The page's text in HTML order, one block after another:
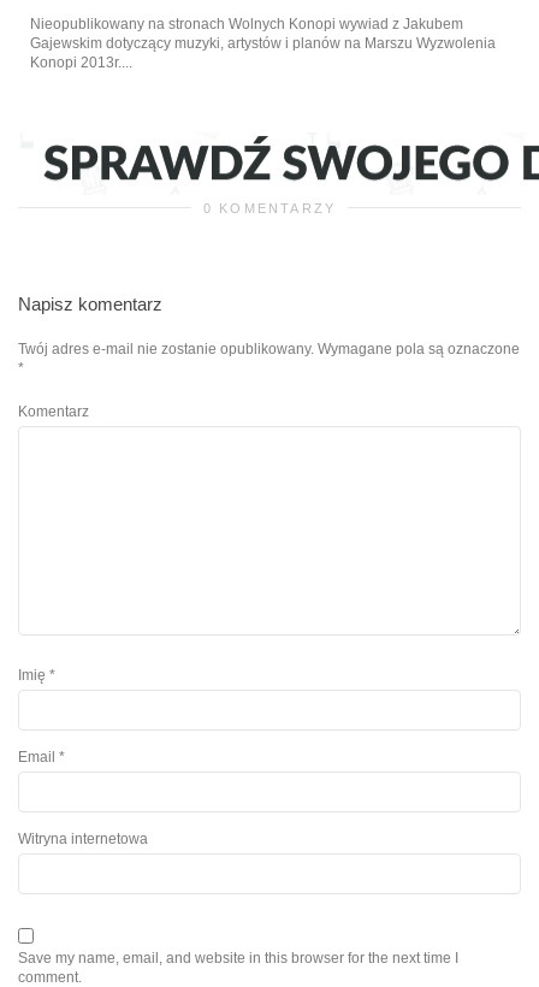
Nieopublikowany na stronach Wolnych Konopi wywiad z Jakubem
Gajewskim dotyczący muzyki, artystów i planów na Marszu Wyzwolenia
Konopi 2013r....
0 KOMENTARZY
Napisz komentarz
Twój adres e-mail nie zostanie opublikowany. Wymagane pola są oznaczone
*
Komentarz
Imię *
Email *
Witryna internetowa
Save my name, email, and website in this browser for the next time I
comment.